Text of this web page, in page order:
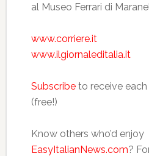
al Museo Ferrari di
www.corriere.it
www.ilgiornaleditalia.it
Subscribeto receive
(free!)
Know others who’d enjoy
EasyItalianNews.com?